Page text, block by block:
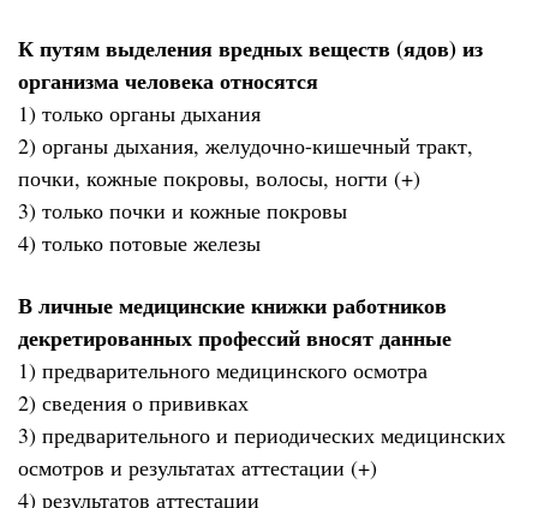
К путям выделения вредных веществ (ядов) из
организма человека относятся
1) только органы дыхания
2) органы дыхания, желудочно-кишечный тракт,
почки, кожные покровы, волосы, ногти (+)
3) только почки и кожные покровы
4) только потовые железы
В личные медицинские книжки работников
декретированных профессий вносят данные
1) предварительного медицинского осмотра
2) сведения о прививках
3) предварительного и периодических медицинских
осмотров и результатах аттестации (+)
4) результатов аттестации